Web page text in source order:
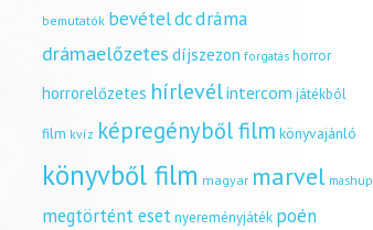
bemutatók bevételdcdráma
drámaelőzetes díjszezon forgatás horror
horrorelőzetes hírlevélintercom játékból
film kvíz képregényből film könyvajánló
könyvből film magyar marvel mashup
megtörtént esetnyereményjáték poén